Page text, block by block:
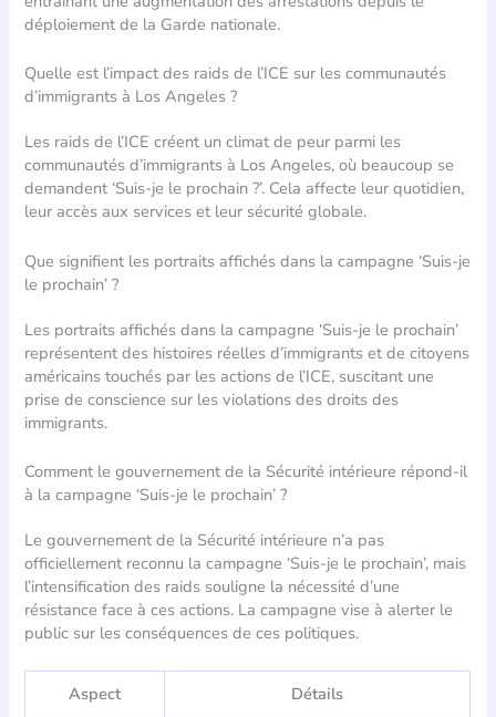
déploiement de la Garde nationale.
Quelle est l’impact des raids de l’ICE sur les communautés
d’immigrants à Los Angeles ?
Les raids de l’ICE créent un climat de peur parmi les
communautés d’immigrants à Los Angeles, où beaucoup se
demandent ‘Suis-je le prochain ?’. Cela affecte leur quotidien,
leur accès aux services et leur sécurité globale.
Que signifient les portraits affichés dans la campagne ‘Suis-je
le prochain’ ?
Les portraits affichés dans la campagne ‘Suis-je le prochain’
représentent des histoires réelles d’immigrants et de citoyens
américains touchés par les actions de l’ICE, suscitant une
prise de conscience sur les violations des droits des
immigrants.
Comment le gouvernement de la Sécurité intérieure répond-il
à la campagne ‘Suis-je le prochain’ ?
Le gouvernement de la Sécurité intérieure n’a pas
officiellement reconnu la campagne ‘Suis-je le prochain’, mais
l’intensification des raids souligne la nécessité d’une
résistance face à ces actions. La campagne vise à alerter le
public sur les conséquences de ces politiques.
Aspect Détails